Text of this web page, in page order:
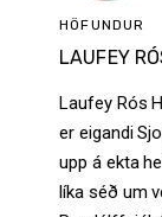
HÖFUNDUR
LAUFEY
Laufey Rós
er eigandi
upp á ekta
líka séð um